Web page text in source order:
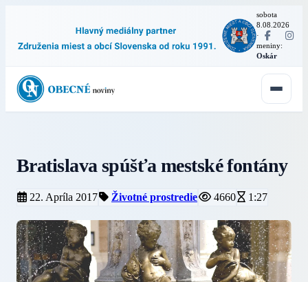
sobota
8.08.2026
·
meniny:
Oskár
Bratislava spúšťa mestské fontány
22. Apríla 2017 Životné prostredie 4660 1:27